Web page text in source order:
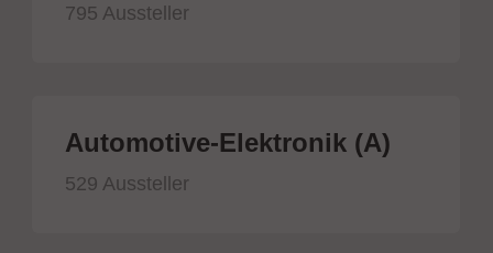
795 Aussteller
Automotive-Elektronik (A)
529 Aussteller